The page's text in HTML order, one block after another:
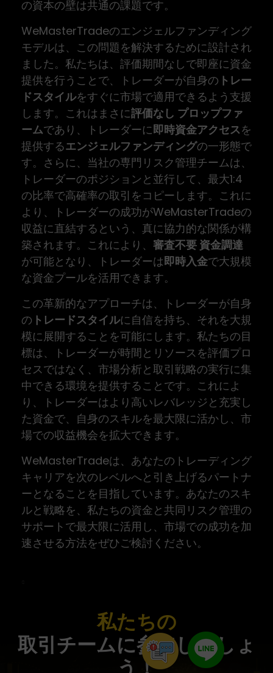
の資本の壁は共通の課題です。
WeMasterTradeのエンジェルファンディング
モデルは、この問題を解決するために設計され
ました。私たちは、評価期間なしで即座に資金
提供を行うことで、トレーダーが自身の トレー
ドスタイルをすぐに市場で適用できるよう支援
します。これはまさに評価なし プロップファ
ームであり、トレーダーに即時資金アクセスを
提供するエンジェルファンディングの一形態で
す。さらに、当社の専門リスク管理チームは、
トレーダーのポジションと並行して、最大1:4
の比率で高確率の取引をコピーします。これに
より、トレーダーの成功がWeMasterTradeの
収益に直結するという、真に協力的な関係が構
築されます。これにより、 審査不要 資金調達
が可能となり、トレーダーは即時入金で大規模
な資金プールを活用できます。
この革新的なアプローチは、トレーダーが自身
の トレードスタイルに自信を持ち、それを大規
模に展開することを可能にします。私たちの目
標は、トレーダーが時間とリソースを評価プロ
セスではなく、市場分析と取引戦略の実行に集
中できる環境を提供することです。これによ
り、トレーダーはより高いレバレッジと充実し
た資金で、自身のスキルを最大限に活かし、市
場での収益機会を拡大できます。
WeMasterTradeは、あなたのトレーディング
キャリアを次のレベルへと引き上げるパートナ
ーとなることを目指しています。あなたのスキ
ルと戦略を、私たちの資金と共同リスク管理の
サポートで最大限に活用し、市場での成功を加
速させる方法をぜひご検討ください。
私たちの
取引チームに参加しましょ